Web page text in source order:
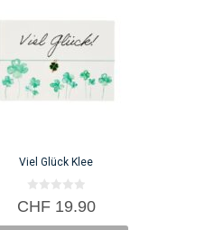
Viel Glück Klee
0
v
CHF19.90